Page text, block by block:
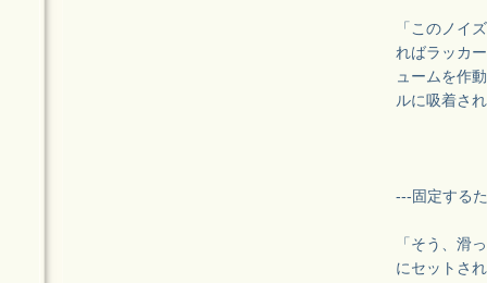
「このノイ
ればラッカ
ュームを作
ルに吸着さ
---固定する
「そう、滑
にセットさ